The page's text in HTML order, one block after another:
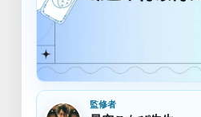
監修者